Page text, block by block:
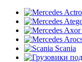
Scania